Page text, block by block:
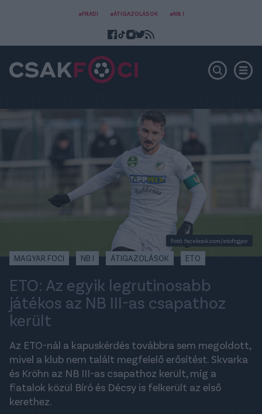
#FRADI #ÁTIGAZOLÁSOK #NB I
Fotó: facebook.com/etofcgyor
MAGYAR FOCI NB I ÁTIGAZOLÁSOK ETO
ETO: Az egyik legrutinosabb
játékos az NB III-as csapathoz
került
Az ETO-nál a kapuskérdés továbbra sem megoldott,
mivel a klub nem talált megfelelő erősítést. Skvarka
és Kröhn az NB III-as csapathoz került, míg a
fiatalok közül Bíró és Décsy is felkerült az első
kerethez.